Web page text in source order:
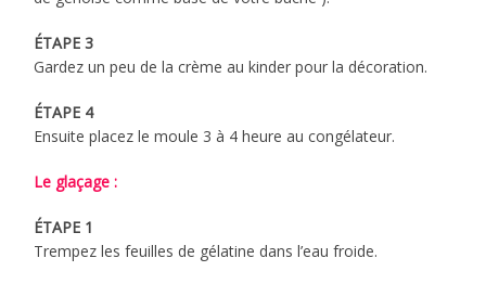
ÉTAPE 3
Gardez un peu de la crème au kinder pour la décoration.
ÉTAPE 4
Ensuite placez le moule 3 à 4 heure au congélateur.
Le glaçage :
ÉTAPE 1
Trempez les feuilles de gélatine dans l’eau froide.